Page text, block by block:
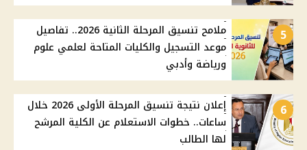
5
ملامح تنسيق المرحلة الثانية 2026.. تفاصيل
موعد التسجيل والكليات المتاحة لعلمي علوم
ورياضة وأدبي
6
إعلان نتيجة تنسيق المرحلة الأولى 2026 خلال
ساعات.. خطوات الاستعلام عن الكلية المرشح
لها الطالب